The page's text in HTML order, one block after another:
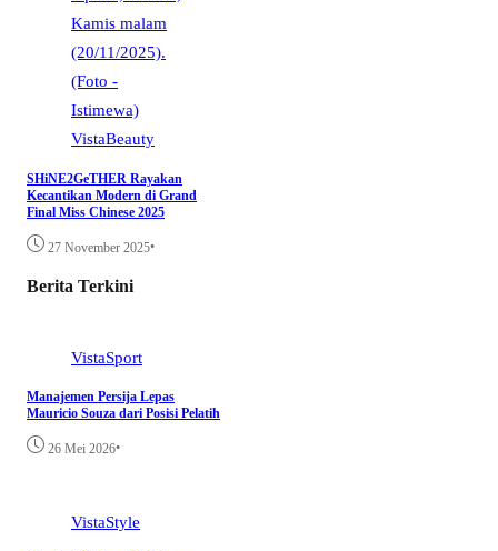
VistaBeauty
SHiNE2GeTHER Rayakan
Kecantikan Modern di Grand
Final Miss Chinese 2025
27 November 2025•
Berita Terkini
VistaSport
Manajemen Persija Lepas
Mauricio Souza dari Posisi Pelatih
26 Mei 2026•
VistaStyle